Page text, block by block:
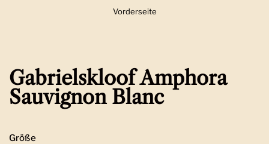
Zeige Folie 1
Vorderseite
Gabrielskloof Amphora
Sauvignon Blanc
Größe